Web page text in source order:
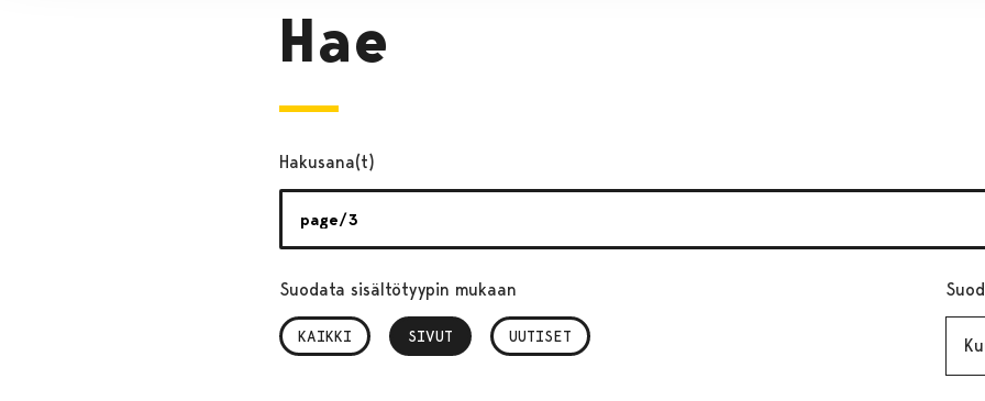
Hae
Hakusana(t)
Suodata sisältötyypin mukaan
KAIKKI SIVUT
, VALITTU UUTISET